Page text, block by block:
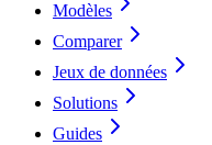
Modèles
Comparer
Jeux de données
Solutions
Guides